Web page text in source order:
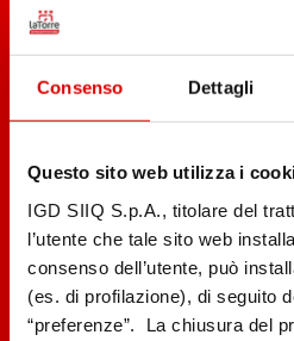
Consenso Dettagli
Questo sito web utilizza i
IGD SIIQ S.p.A., titolare del
l’utente che tale sito web
consenso dell’utente, può
(es. di profilazione), di seguito
“preferenze”. La chiusura del